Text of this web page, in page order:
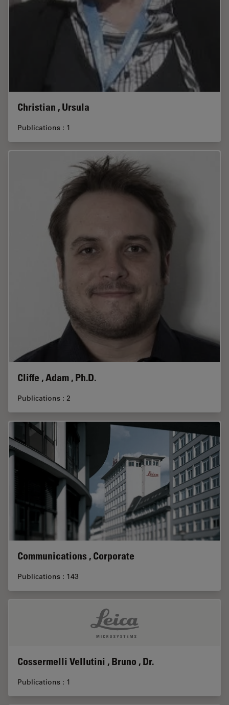
Christian , Ursula
Publications : 1
Cliffe , Adam , Ph.D.
Publications : 2
Communications , Corporate
Publications : 143
Cossermelli Vellutini , Bruno , Dr.
Publications : 1